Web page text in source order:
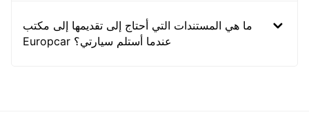
ما هي المستندات التي أحتاج إلى تقديمها إلى مكتب
Europcar عندما أستلم سيارتي؟